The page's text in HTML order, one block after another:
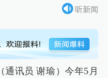
听新闻
通讯员 谢瑜）今年5月